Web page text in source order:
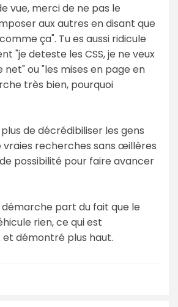
vue, merci de ne pas le
aux autres en disant que
ça". Tu es aussi ridicule
"je deteste les CSS, je ne veux
net" ou "les mises en page en
très bien, pourquoi
de décrédibiliser les gens
vraies recherches sans œillères
possibilité pour faire avancer
démarche part du fait que le
rien, ce qui est
démontré plus haut.